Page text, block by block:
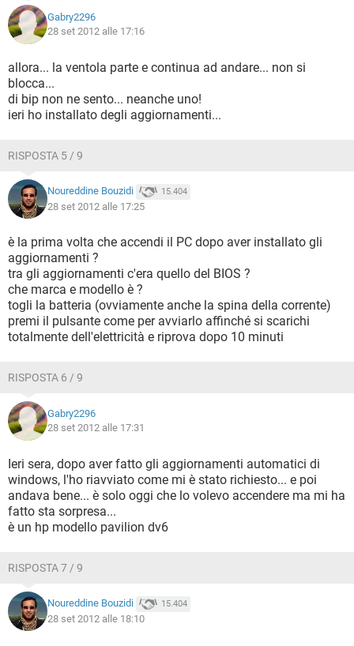
Gabry2296
28 set 2012 alle 17:16
allora... la ventola parte e continua ad andare... non si
blocca...
di bip non ne sento... neanche uno!
ieri ho installato degli aggiornamenti...
RISPOSTA 5 / 9
Noureddine Bouzidi 15.404
28 set 2012 alle 17:25
è la prima volta che accendi il PC dopo aver installato gli
aggiornamenti ?
tra gli aggiornamenti c'era quello del BIOS ?
che marca e modello è ?
togli la batteria (ovviamente anche la spina della corrente)
premi il pulsante come per avviarlo affinché si scarichi
totalmente dell'elettricità e riprova dopo 10 minuti
RISPOSTA 6 / 9
Gabry2296
28 set 2012 alle 17:31
Ieri sera, dopo aver fatto gli aggiornamenti automatici di
windows, l'ho riavviato come mi è stato richiesto... e poi
andava bene... è solo oggi che lo volevo accendere ma mi ha
fatto sta sorpresa...
è un hp modello pavilion dv6
RISPOSTA 7 / 9
Noureddine Bouzidi 15.404
28 set 2012 alle 18:10